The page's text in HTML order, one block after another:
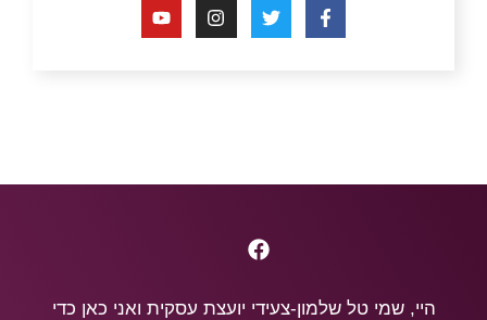
היי, שמי טל שלמון-צעידי יועצת עסקית ואני כאן כדי